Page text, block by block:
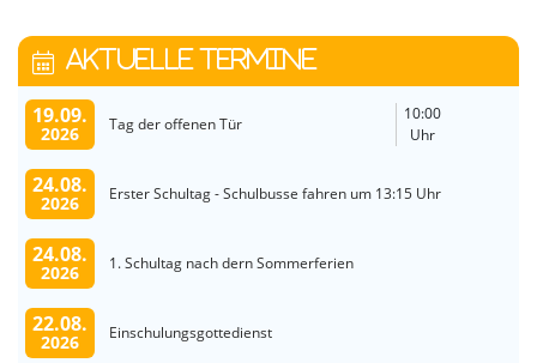
AKTUELLE TERMINE
19.09.
2026 Tag der offenen Tür
10:00
Uhr
24.08.
2026 Erster Schultag - Schulbusse fahren um 13:15 Uhr
24.08.
2026 1. Schultag nach dern Sommerferien
22.08.
2026 Einschulungsgottedienst